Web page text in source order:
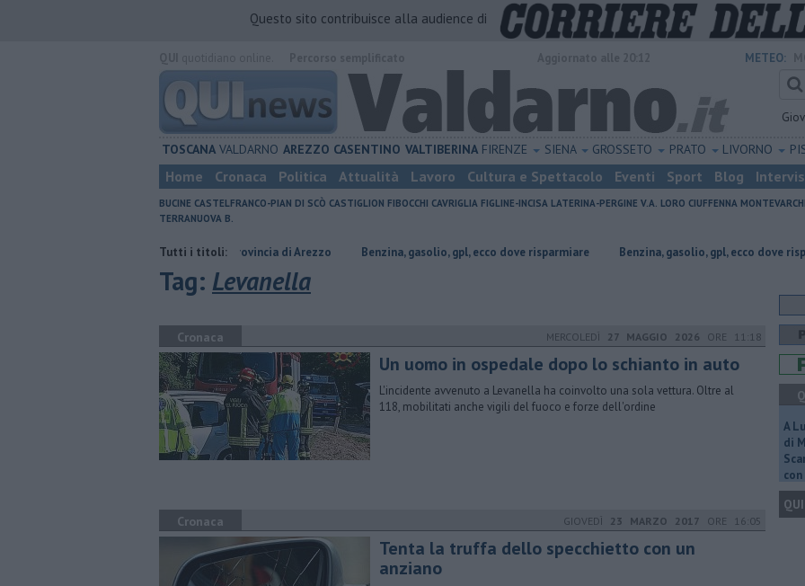
Questo sito contribuisce alla audience di
METEO:
TOSCANA VALDARNO AREZZO CASENTINO VALTIBERINA FIRENZE SIENA GROSSETO PRATO LIVORNO
Home Cronaca Politica Attualità Lavoro Cultura e Spettacolo Eventi Sport Blog
BUCINE CASTELFRANCO-PIAN DI SCÒ CASTIGLION FIBOCCHI CAVRIGLIA FIGLINE-INCISA LATERINA-PERGINE V.A. LORO CIUFFENNA MONTEVARCHI
TERRANUOVA B.
Tutti i titoli:
le offerte di lavoro in provincia di Arezzo ​Benzina, gasolio, gpl, ecco dove risparmiare ​Benzina, gasolio, gpl, ecco dove risparmiare
Tag: Levanella
Cronaca MERCOLEDÌ 27 MAGGIO 2026 ORE 11:18
Un uomo in ospedale dopo lo schianto in auto
L'incidente avvenuto a Levanella ha coinvolto una sola vettura. Oltre al
118, mobilitati anche vigili del fuoco e forze dell'ordine
Cronaca GIOVEDÌ 23 MARZO 2017 ORE 16:05
Tenta la truffa dello specchietto con un
anziano
A
di
QUI